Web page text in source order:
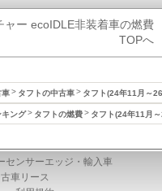
ー ecoIDLE非装着車の燃費
TOPへ
車 タフトの中古車 タフト(24年11月～
キング タフトの燃費 タフト(24年11月
センサーエッジ・輸入車
車リース